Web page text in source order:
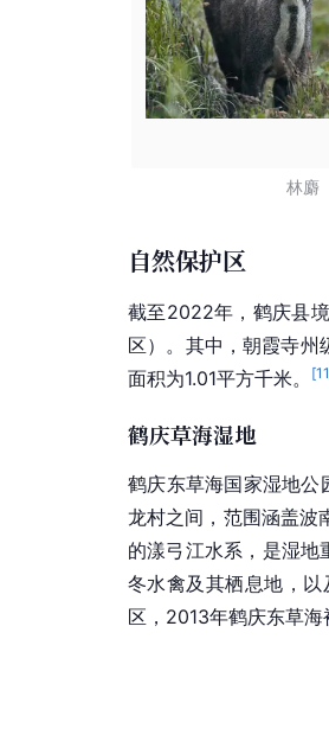
林麝
自然保护区
截至2022年，鹤庆县
区）。其中，朝霞寺
面积为1.01平方千米。
[
鹤庆草海湿地
鹤庆东草海国家湿地
龙村之间，范围涵盖波
的漾弓江水系，是湿
冬水禽及其栖息地，
区，2013年鹤庆东草